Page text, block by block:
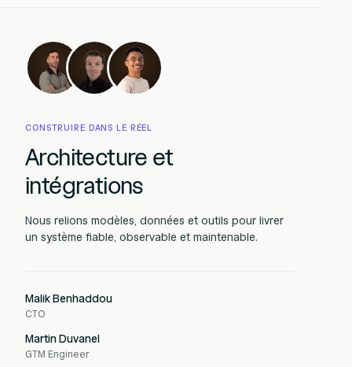
CONSTRUIRE DANS LE RÉEL
Architecture et
intégrations
Nous relions modèles, données et outils pour livrer
un système fiable, observable et maintenable.
Malik Benhaddou
CTO
Martin Duvanel
GTM Engineer